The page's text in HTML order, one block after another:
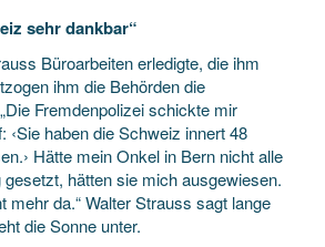
sehr dankbar“
Büroarbeiten erledigte, die ihm
ihm die Behörden die
Fremdenpolizei schickte mir
‹Sie haben die Schweiz innert 48
Hätte mein Onkel in Bern nicht alle
gesetzt, hätten sie mich ausgewiesen.
mehr da.“ Walter Strauss sagt lange
die Sonne unter.